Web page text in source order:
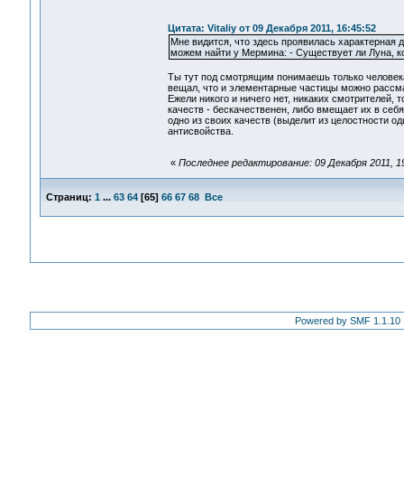
Цитата: Vitaliy от 09 Декабря 2011, 16:45:52
Мне видится, что здесь проявилась
можем найти у Мермина: - Существует ли Луна,
Ты тут под смотрящим понимаешь только
вещал, что и элементарные частицы можно
Ежели никого и ничего нет, никаких
качеств - бескачественен, либо вмещает их в
одно из своих качеств (выделит из целостности
антисвойства.
« Последнее редактирование: 09 Декабря 2011,
Страниц: 1 ... 63 64[65] 66 67 68 Все
Powered by SMF 1.1.10